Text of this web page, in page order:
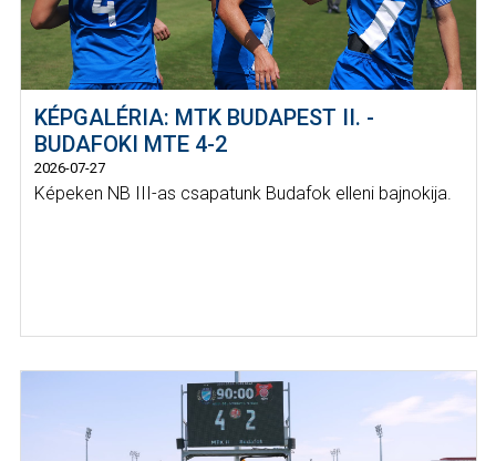
KÉPGALÉRIA: MTK BUDAPEST II. -
BUDAFOKI MTE 4-2
2026-07-27
Képeken NB III-as csapatunk Budafok elleni bajnokija.